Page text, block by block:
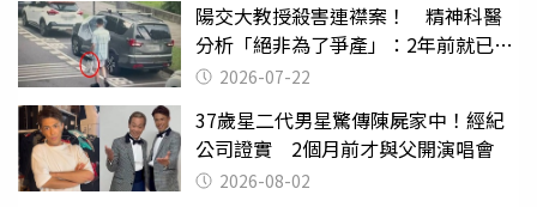
陽交大教授殺害連襟案！ 精神科醫
分析「絕非為了爭產」：2年前就已言
行詭異
2026-07-22
37歲星二代男星驚傳陳屍家中！經紀
公司證實 2個月前才與父開演唱會
2026-08-02